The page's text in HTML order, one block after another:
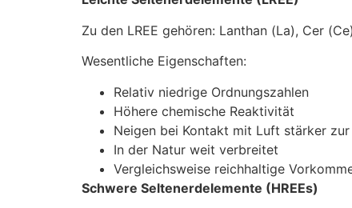
Zu den LREE gehören: Lanthan (La), Cer
Wesentliche Eigenschaften:
Relativ niedrige Ordnungszahlen
Höhere chemische Reaktivität
Neigen bei Kontakt mit Luft stärker
In der Natur weit verbreitet
Vergleichsweise reichhaltige
Schwere Seltenerdelemente (HREEs)